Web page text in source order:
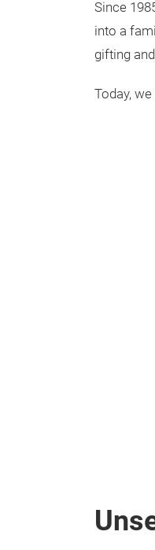
Since
into a
gifting
Today,